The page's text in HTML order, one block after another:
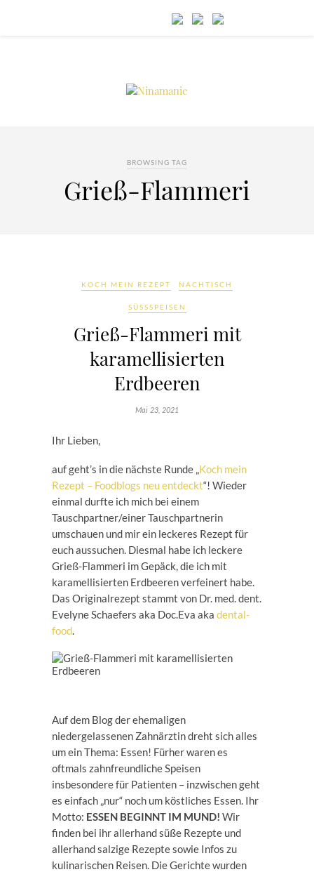
BROWSING TAG
Grieß-Flammeri
KOCH MEIN REZEPT NACHTISCH
SÜSSSPEISEN
Grieß-Flammeri mit
karamellisierten
Erdbeeren
Mai 23, 2021
Ihr Lieben,
auf geht’s in die nächste Runde „Koch mein
Rezept – Foodblogs neu entdeckt“! Wieder
einmal durfte ich mich bei einem
Tauschpartner/einer Tauschpartnerin
umschauen und mir ein leckeres Rezept für
euch aussuchen. Diesmal habe ich leckere
Grieß-Flammeri im Gepäck, die ich mit
karamellisierten Erdbeeren verfeinert habe.
Das Originalrezept stammt von Dr. med. dent.
Evelyne Schaefers aka Doc.Eva aka dental-
food.
Auf dem Blog der ehemaligen
niedergelassenen Zahnärztin dreht sich alles
um ein Thema: Essen! Fürher waren es
oftmals zahnfreundliche Speisen
insbesondere für Patienten – inzwischen geht
es einfach „nur“ noch um köstliches Essen. Ihr
Motto: ESSEN BEGINNT IM MUND! Wir
finden bei ihr allerhand süße Rezepte und
allerhand salzige Rezepte sowie Infos zu
kulinarischen Reisen. Die Gerichte wurden